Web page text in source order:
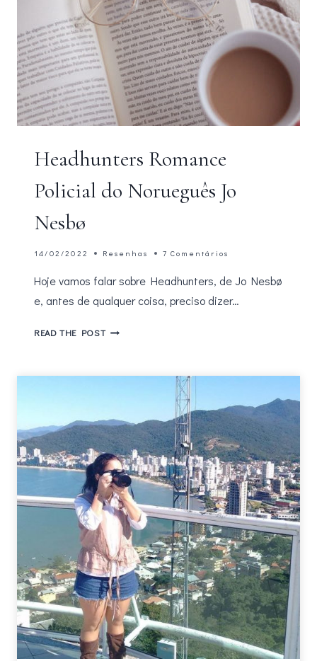
Headhunters Romance
Policial do Norueguês Jo
Nesbø
14/02/2022 Resenhas 7 Comentários
Hoje vamos falar sobre Headhunters, de Jo Nesbø
e, antes de qualquer coisa, preciso dizer…
READ THE POSTHEADHUNTERS
DO
NESBØ